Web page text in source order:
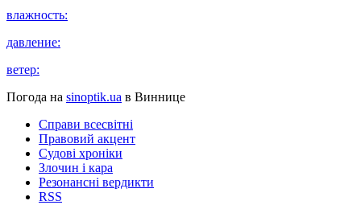
влажность:
давление:
ветер:
Погода на sinoptik.ua в Виннице
Справи всесвітні
Правовий акцент
Судові хроніки
Злочин і кара
Резонансні вердикти
RSS